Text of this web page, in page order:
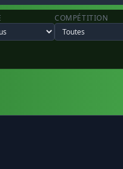
COMPÉTITION